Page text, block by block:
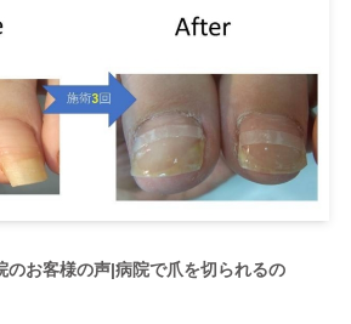
のお客様の声|病院で爪を切られるの